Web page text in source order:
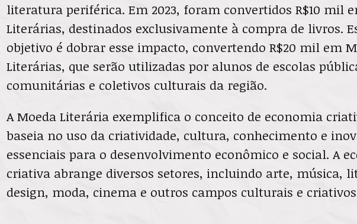
literatura periférica. Em 2023, foram convertidos R$10 mil
Literárias, destinados exclusivamente à compra de livros.
objetivo é dobrar esse impacto, convertendo R$20 mil em
Literárias, que serão utilizadas por alunos de escolas
comunitárias e coletivos culturais da região.
A Moeda Literária exemplifica o conceito de economia
baseia no uso da criatividade, cultura, conhecimento e
essenciais para o desenvolvimento econômico e social. A
criativa abrange diversos setores, incluindo arte, música,
design, moda, cinema e outros campos culturais e